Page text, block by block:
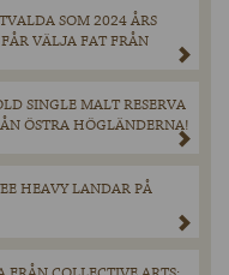
SOM 2024 ÅRS
VÄLJA FAT FRÅN
SINGLE MALT RESERVA
ÖSTRA HÖGLÄNDERNA!
HEAVY LANDAR PÅ